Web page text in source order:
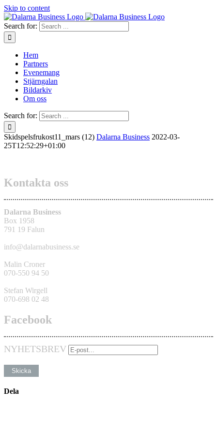
Skip to content
Search for:
Hem
Partners
Evenemang
Stjärngalan
Bildarkiv
Om oss
Search for:
Skidspelsfrukost11_mars (12) Dalarna Business 2022-03-
25T12:52:29+01:00
Kontakta oss
Dalarna Business
Box 1958
791 19 Falun
info@dalarnabusiness.se
Malin Croner
070-550 94 50
Stefan Wirgell
070-698 02 48
Facebook
NYHETSBREV
Dela